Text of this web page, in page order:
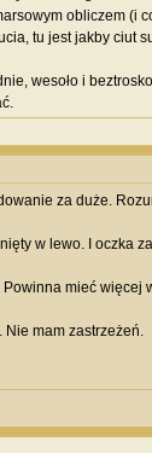
obliczem (i
tu jest jakby ciut
wesoło i
za duże.
w lewo. I oczka
mieć więcej
mam zastrzeżeń.